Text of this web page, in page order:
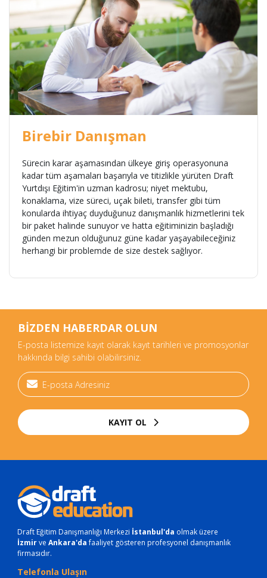
Birebir Danışman
Sürecin karar aşamasından ülkeye giriş operasyonuna
kadar tüm aşamaları başarıyla ve titizlikle yürüten Draft
Yurtdışı Eğitim'in uzman kadrosu; niyet mektubu,
konaklama, vize süreci, uçak bileti, transfer gibi tüm
konularda ihtiyaç duyduğunuz danışmanlık hizmetlerini tek
bir paket halinde sunuyor ve hatta eğitiminizin başladığı
günden mezun olduğunuz güne kadar yaşayabileceğiniz
herhangi bir problemde de size destek sağlıyor.
BİZDEN HABERDAR OLUN
E-posta listemize kayıt olarak kayıt tarihleri ve promosyonlar
hakkında bilgi sahibi olabilirsiniz.
KAYIT OL
Draft Eğitim Danışmanlığı Merkezi İstanbul'da olmak üzere
İzmirve Ankara'dafaaliyet gösteren profesyonel danışmanlık
firmasıdır.
Telefonla Ulaşın